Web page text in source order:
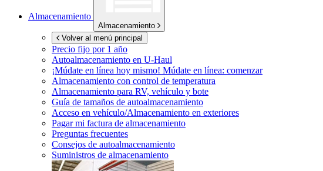
Almacenamiento
Almacenamiento
Volver al menú principal
Precio fijo por 1 año
Autoalmacenamiento en U-Haul
¡Múdate en línea hoy mismo! Múdate en línea: comenzar
Almacenamiento con control de temperatura
Almacenamiento para RV, vehículo y bote
Guía de tamaños de autoalmacenamiento
Acceso en vehículo/Almacenamiento en exteriores
Pagar mi factura de almacenamiento
Preguntas frecuentes
Consejos de autoalmacenamiento
Suministros de almacenamiento